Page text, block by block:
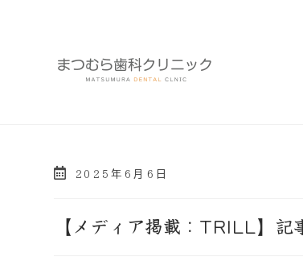
2025年6月6日
【メディア掲載：TRILL】記